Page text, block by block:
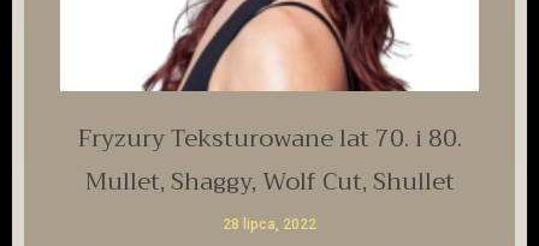
Fryzury Teksturowane lat 70. i 80.
Mullet, Shaggy, Wolf Cut, Shullet
28 lipca, 2022